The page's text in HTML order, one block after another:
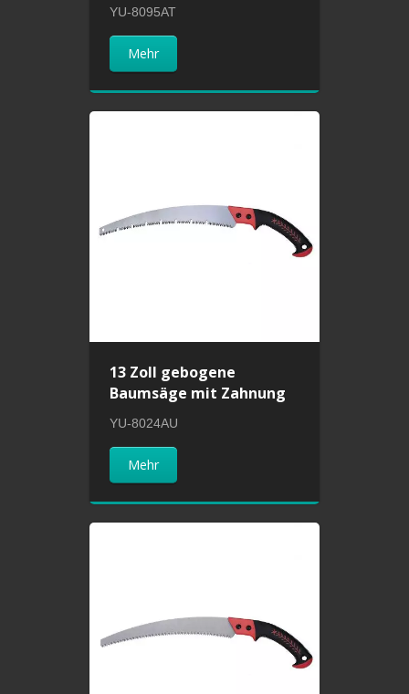
YU-8095AT
Mehr
13 Zoll gebogene
Baumsäge mit Zahnung
YU-8024AU
Mehr